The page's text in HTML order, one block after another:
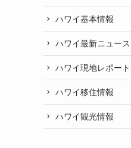
ハワイ基本情報
ハワイ最新ニュース
ハワイ現地レポート
ハワイ移住情報
ハワイ観光情報